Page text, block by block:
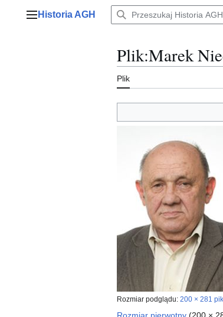
Menu główne
Historia AGH
Plik:Marek
Plik
Rozmiar podglądu: 200 × 281
Rozmiar pierwotny (200 ×